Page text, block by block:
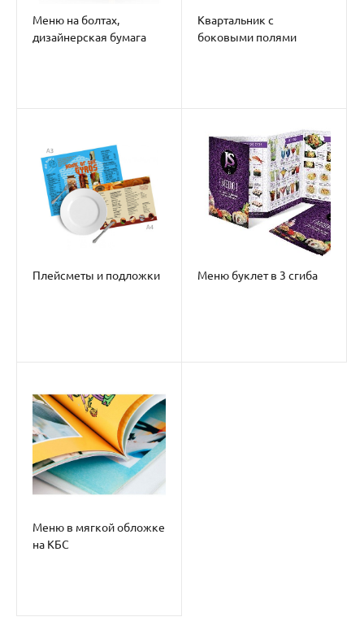
Меню на болтах,
дизайнерская бумага
Квартальник с
боковыми полями
Плейсметы и подложки Меню буклет в 3 сгиба
Меню в мягкой обложке
на КБС